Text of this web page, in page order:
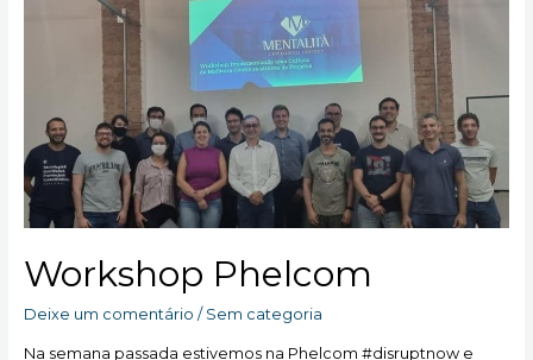
Workshop Phelcom
Deixe um comentário / Sem categoria
Na semana passada estivemos na Phelcom #disruptnow e